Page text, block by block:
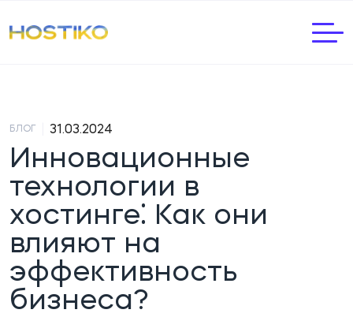
БЛОГ 31.03.2024
Инновационные
технологии в
хостинге⁚ Как они
влияют на
эффективность
бизнеса?